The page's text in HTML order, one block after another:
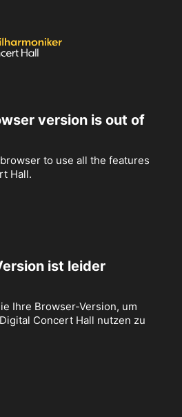
version is out of
to use all the features
Hall.
ist leider
Ihre Browser-Version, um
Concert Hall nutzen zu